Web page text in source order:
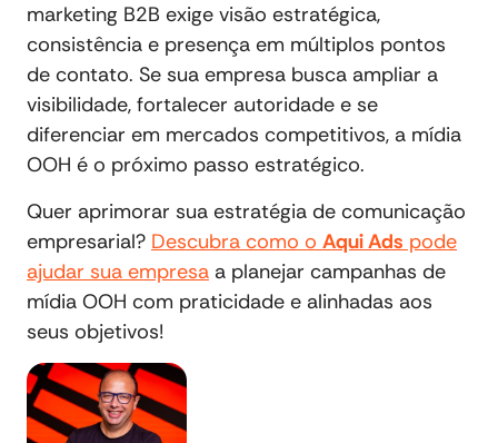
marketing B2B exige visão estratégica,
consistência e presença em múltiplos pontos
de contato. Se sua empresa busca ampliar a
visibilidade, fortalecer autoridade e se
diferenciar em mercados competitivos, a mídia
OOH é o próximo passo estratégico.
Quer aprimorar sua estratégia de comunicação
empresarial? Descubra como o Aqui Ads pode
ajudar sua empresa a planejar campanhas de
mídia OOH com praticidade e alinhadas aos
seus objetivos!